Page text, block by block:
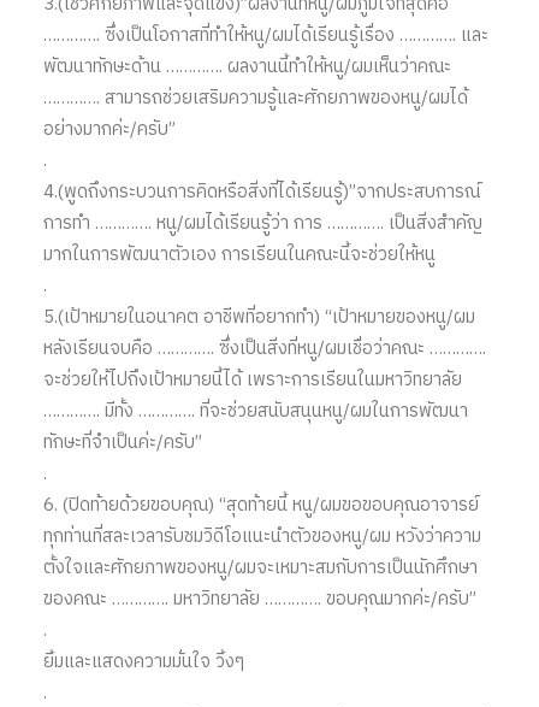
…………. ซึ่งเป็นโอกาสที่ทำให้หนู/ผมได้เรียนรู้เรื่อง …………. และ
พัฒนาทักษะด้าน …………. ผลงานนี้ทำให้หนู/ผมเห็นว่าคณะ
…………. สามารถช่วยเสริมความรู้และศักยภาพของหนู/ผมได้
อย่างมากค่ะ/ครับ”
.
4.(พูดถึงกระบวนการคิดหรือสิ่งที่ได้เรียนรู้)”จากประสบการณ์
การทำ …………. หนู/ผมได้เรียนรู้ว่า การ …………. เป็นสิ่งสำคัญ
มากในการพัฒนาตัวเอง การเรียนในคณะนี้จะช่วยให้หนู
.
5.(เป้าหมายในอนาคต อาชีพที่อยากทำ) “เป้าหมายของหนู/ผม
หลังเรียนจบคือ …………. ซึ่งเป็นสิ่งที่หนู/ผมเชื่อว่าคณะ ………….
จะช่วยให้ไปถึงเป้าหมายนี้ได้ เพราะการเรียนในมหาวิทยาลัย
…………. มีทั้ง …………. ที่จะช่วยสนับสนุนหนู/ผมในการพัฒนา
ทักษะที่จำเป็นค่ะ/ครับ”
.
6. (ปิดท้ายด้วยขอบคุณ) “สุดท้ายนี้ หนู/ผมขอขอบคุณอาจารย์
ทุกท่านที่สละเวลารับชมวิดีโอแนะนำตัวของหนู/ผม หวังว่าความ
ตั้งใจและศักยภาพของหนู/ผมจะเหมาะสมกับการเป็นนักศึกษา
ของคณะ …………. มหาวิทยาลัย …………. ขอบคุณมากค่ะ/ครับ”
.
ยิ้มและแสดงความมั่นใจ วิ้งๆ
.